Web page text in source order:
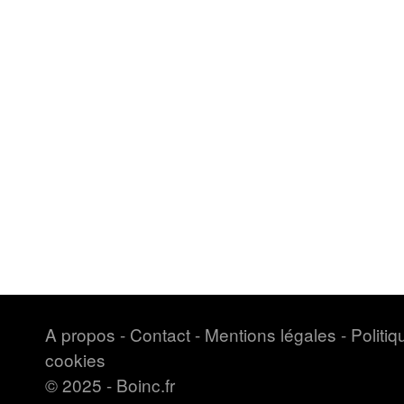
A propos - Contact - Mentions légales -
cookies
© 2025 - Boinc.fr